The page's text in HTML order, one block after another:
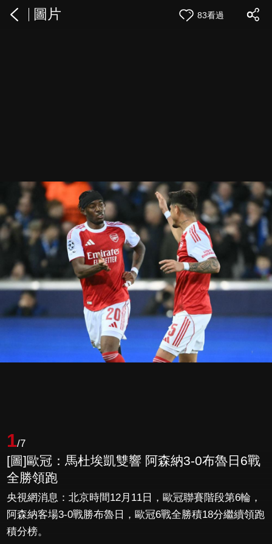
圖片 83看過
1/7
[圖]歐冠：馬杜埃凱雙響 阿森納3-0布魯日6戰
全勝領跑
央視網消息：北京時間12月11日，歐冠聯賽階段第6輪，
阿森納客場3-0戰勝布魯日，歐冠6戰全勝積18分繼續領跑
積分榜。